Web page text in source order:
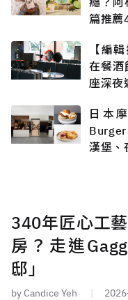
篇推
【編
在餐酒
座深夜
日本
漢堡、
340年匠心工
房？走進
邸」
by Candice Yeh